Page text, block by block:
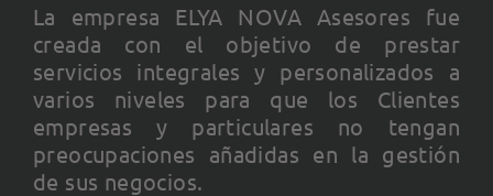
La empresa ELYA NOVA Asesores fue
creada con el objetivo de prestar
servicios integrales y personalizados a
varios niveles para que los Clientes
empresas y particulares no tengan
preocupaciones añadidas en la gestión
de sus negocios.